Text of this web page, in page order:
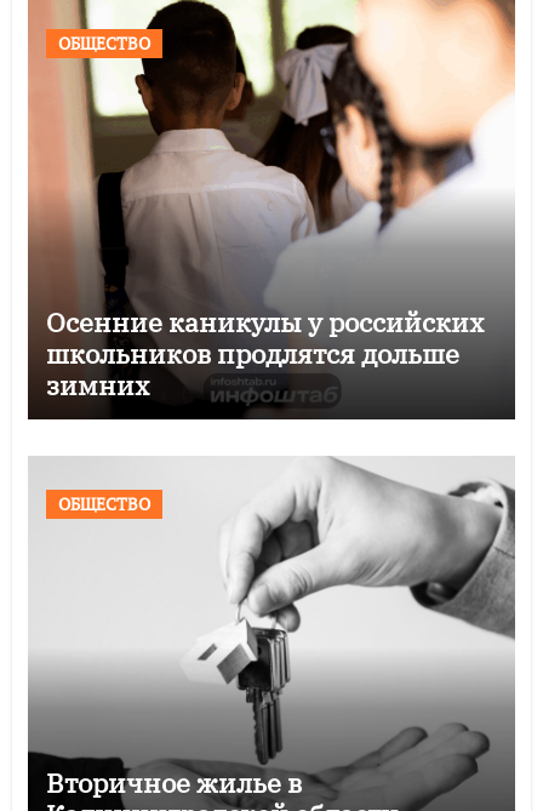
ОБЩЕСТВО
Осенние каникулы у российских
школьников продлятся дольше
зимних
ОБЩЕСТВО
Вторичное жилье в